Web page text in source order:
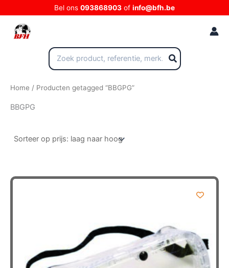
naar
Bel ons 093868903 of info@bfh.be
Zoeken
naar:
Home / Producten getagged “BBGPG”
BBGPG